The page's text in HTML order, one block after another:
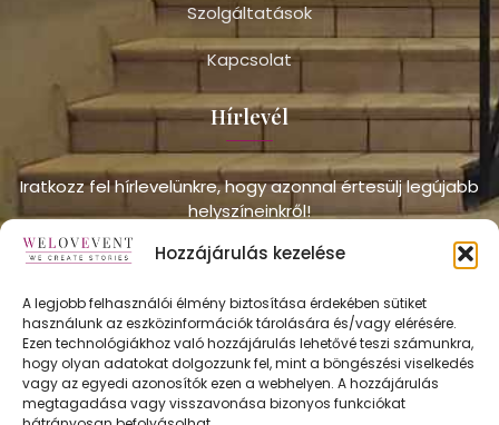
Hozzájárulás kezelése
A legjobb felhasználói élmény biztosítása érdekében sütiket
használunk az eszközinformációk tárolására és/vagy elérésére.
Ezen technológiákhoz való hozzájárulás lehetővé teszi számunkra,
hogy olyan adatokat dolgozzunk fel, mint a böngészési viselkedés
vagy az egyedi azonosítók ezen a webhelyen. A hozzájárulás
megtagadása vagy visszavonása bizonyos funkciókat
Szolgáltatások
Kapcsolat
Hírlevél
Iratkozz fel hírlevelünkre, hogy azonnal értesülj legújabb
helyszíneinkről!
FELÍRATKOZÁS